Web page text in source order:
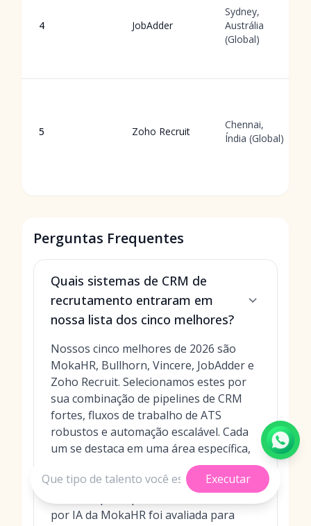
4 JobAdder
Sydney,
Austrália
(Global)
5 Zoho Recruit
Chennai,
Índia (Global)
Perguntas Frequentes
Quais sistemas de CRM de
recrutamento entraram em
nossa lista dos cinco melhores?
Nossos cinco melhores de 2026 são
MokaHR, Bullhorn, Vincere, JobAdder e
Zoho Recruit. Selecionamos estes por
sua combinação de pipelines de CRM
fortes, fluxos de trabalho de ATS
robustos e automação escalável. Cada
um se destaca em uma área específica,
desde IA em escala empresarial até
gerenciamento de agência tudo-em-um.
por IA da MokaHR foi avaliada para
Executar